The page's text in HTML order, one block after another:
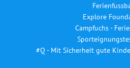
Explore
Campfuchs -
#Q - Mit Sicherheit gute